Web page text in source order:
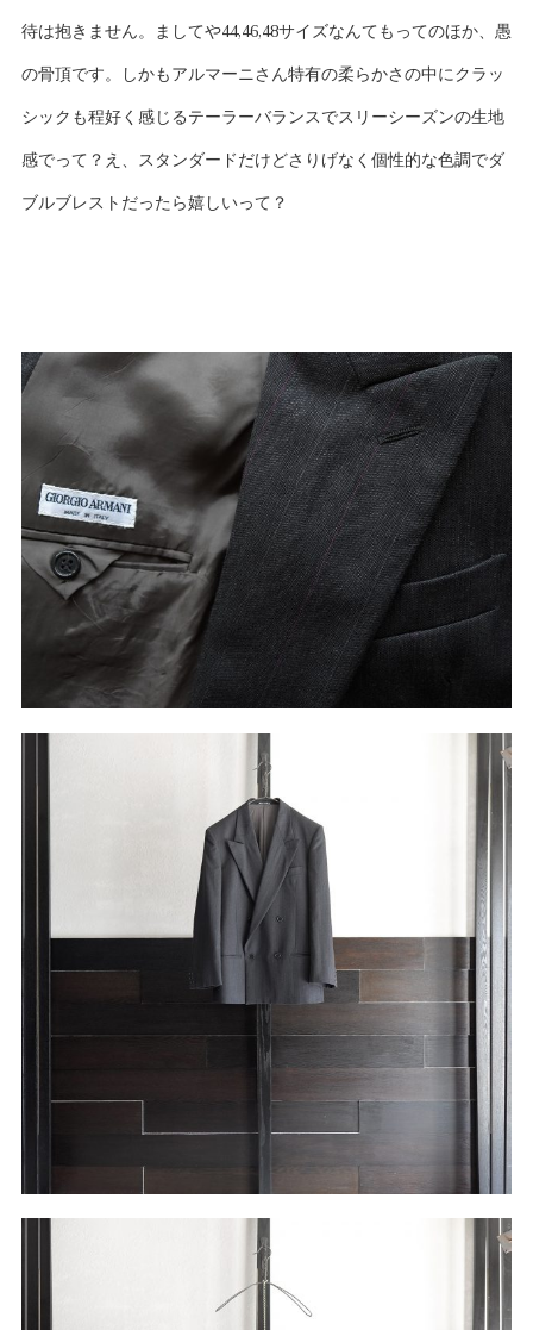
待は抱きません。ましてや44,46,48サイズなんてもってのほか、愚
の骨頂です。しかもアルマーニさん特有の柔らかさの中にクラッ
シックも程好く感じるテーラーバランスでスリーシーズンの生地
感でって？え、スタンダードだけどさりげなく個性的な色調でダ
ブルブレストだったら嬉しいって？